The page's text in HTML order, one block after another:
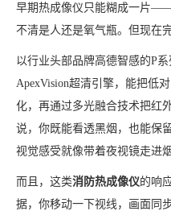
早期热成像仪只能糊成一片
不清是人还是氧气瓶。但现在
以行业头部品牌高德智感的P
ApexVision超清引擎，能把低
化，再通过多光融合技术把红
说，你既能看透黑烟，也能保
视觉感受就像带着夜视镜走进烟
而且，这类消防热成像仪的响
据，你移动一下视线，画面同